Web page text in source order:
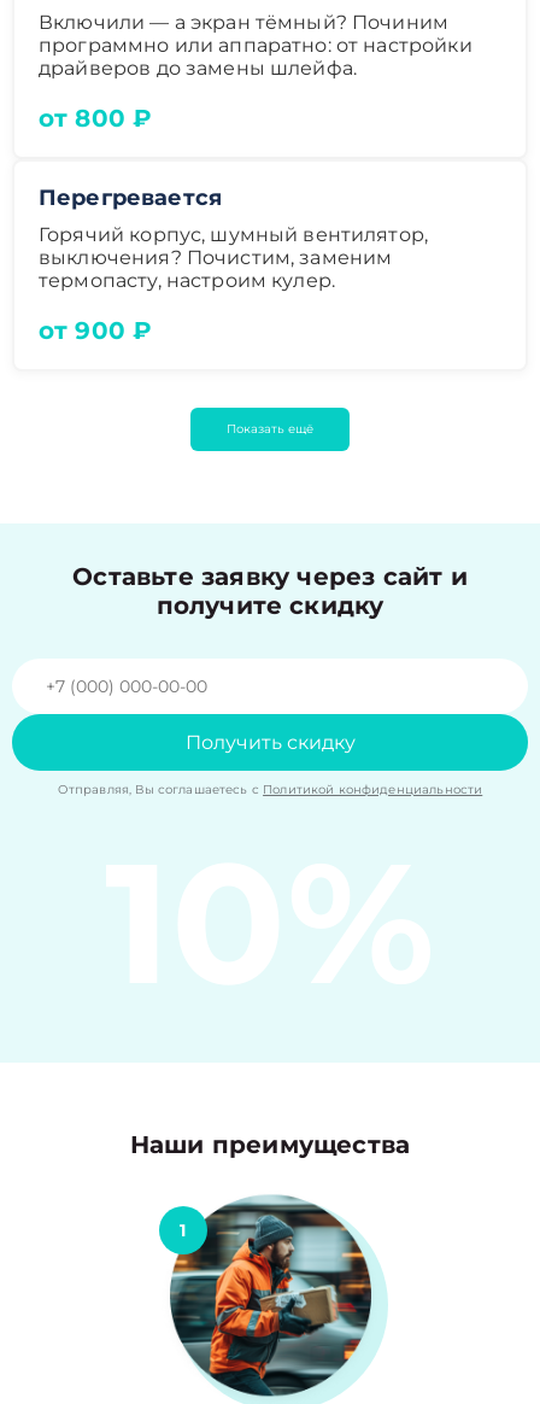
Включили — а экран тёмный? Починим
программно или аппаратно: от настройки
драйверов до замены шлейфа.
от 800 ₽
Перегревается
Горячий корпус, шумный вентилятор,
выключения? Почистим, заменим
термопасту, настроим кулер.
от 900 ₽
Показать ещё
Оставьте заявку через сайт и
получите скидку
Получить скидку
Отправляя, Вы соглашаетесь с Политикой конфиденциальности
10%
Наши преимущества
1